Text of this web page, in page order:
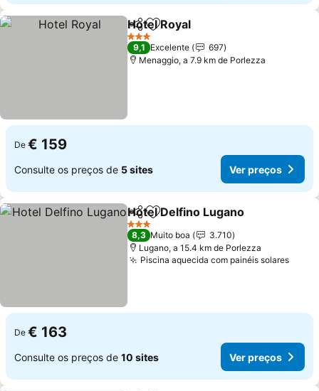
PartilharAdicionar aos favoritos
Hotel Royal
3 Estrelas
9,1 Excelente
697
Menaggio, a 7.9 km de Porlezza
De € 159
Consulte os preços de 5 sites Ver preços
PartilharAdicionar aos favoritos
Hotel Delfino Lugano
3 Estrelas
8,3 Muito boa
3.710
Lugano, a 15.4 km de Porlezza
Piscina aquecida com painéis solares
De € 163
Consulte os preços de 10 sites Ver preços